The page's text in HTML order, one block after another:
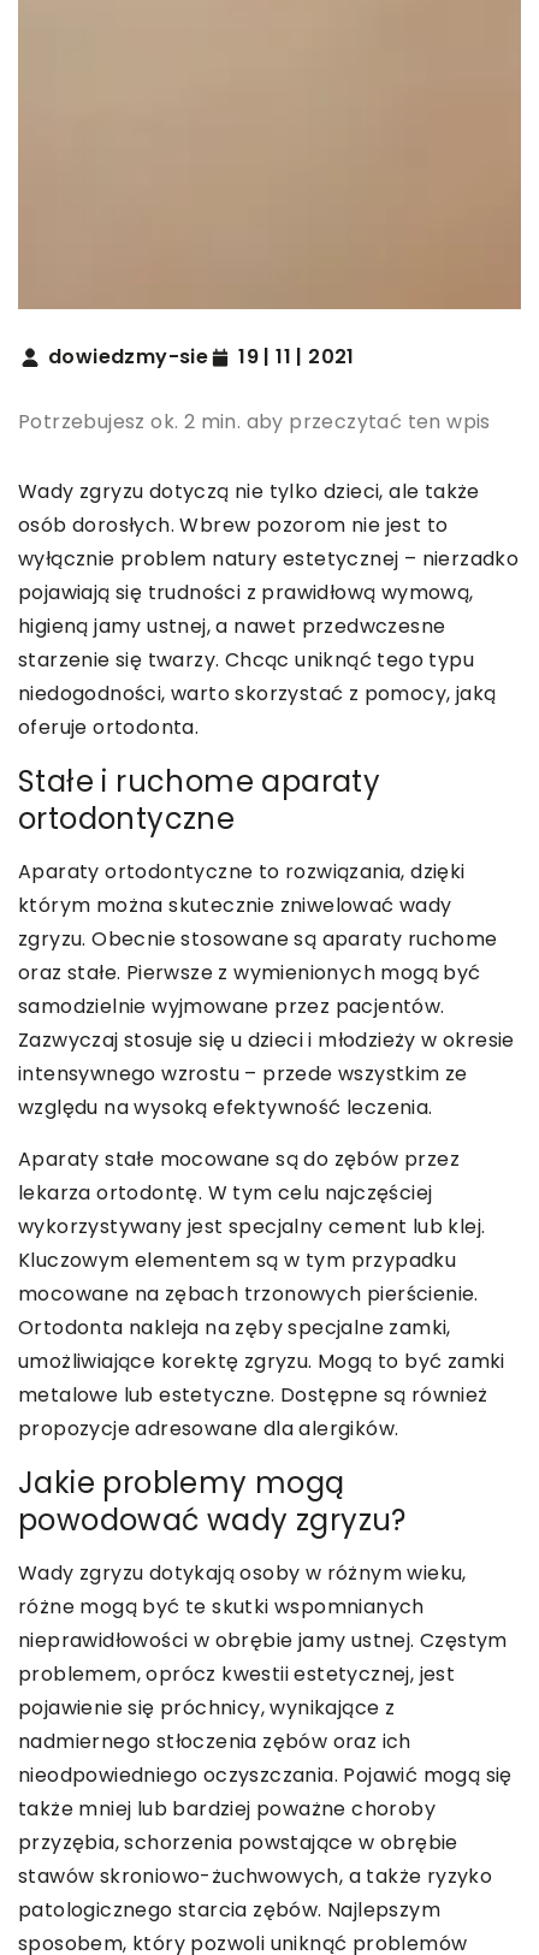
dowiedzmy-sie 19 | 11 | 2021
Potrzebujesz ok. 2 min. aby przeczytać ten wpis
Wady zgryzu dotyczą nie tylko dzieci, ale także
osób dorosłych. Wbrew pozorom nie jest to
wyłącznie problem natury estetycznej – nierzadko
pojawiają się trudności z prawidłową wymową,
higieną jamy ustnej, a nawet przedwczesne
starzenie się twarzy. Chcąc uniknąć tego typu
niedogodności, warto skorzystać z pomocy, jaką
oferuje ortodonta.
Stałe i ruchome aparaty
ortodontyczne
Aparaty ortodontyczne to rozwiązania, dzięki
którym można skutecznie zniwelować wady
zgryzu. Obecnie stosowane są aparaty ruchome
oraz stałe. Pierwsze z wymienionych mogą być
samodzielnie wyjmowane przez pacjentów.
Zazwyczaj stosuje się u dzieci i młodzieży w okresie
intensywnego wzrostu – przede wszystkim ze
względu na wysoką efektywność leczenia.
Aparaty stałe mocowane są do zębów przez
lekarza ortodontę. W tym celu najczęściej
wykorzystywany jest specjalny cement lub klej.
Kluczowym elementem są w tym przypadku
mocowane na zębach trzonowych pierścienie.
Ortodonta nakleja na zęby specjalne zamki,
umożliwiające korektę zgryzu. Mogą to być zamki
metalowe lub estetyczne. Dostępne są również
propozycje adresowane dla alergików.
Jakie problemy mogą
powodować wady zgryzu?
Wady zgryzu dotykają osoby w różnym wieku,
różne mogą być te skutki wspomnianych
nieprawidłowości w obrębie jamy ustnej. Częstym
problemem, oprócz kwestii estetycznej, jest
pojawienie się próchnicy, wynikające z
nadmiernego stłoczenia zębów oraz ich
nieodpowiedniego oczyszczania. Pojawić mogą się
także mniej lub bardziej poważne choroby
przyzębia, schorzenia powstające w obrębie
stawów skroniowo-żuchwowych, a także ryzyko
patologicznego starcia zębów. Najlepszym
sposobem, który pozwoli uniknąć problemów